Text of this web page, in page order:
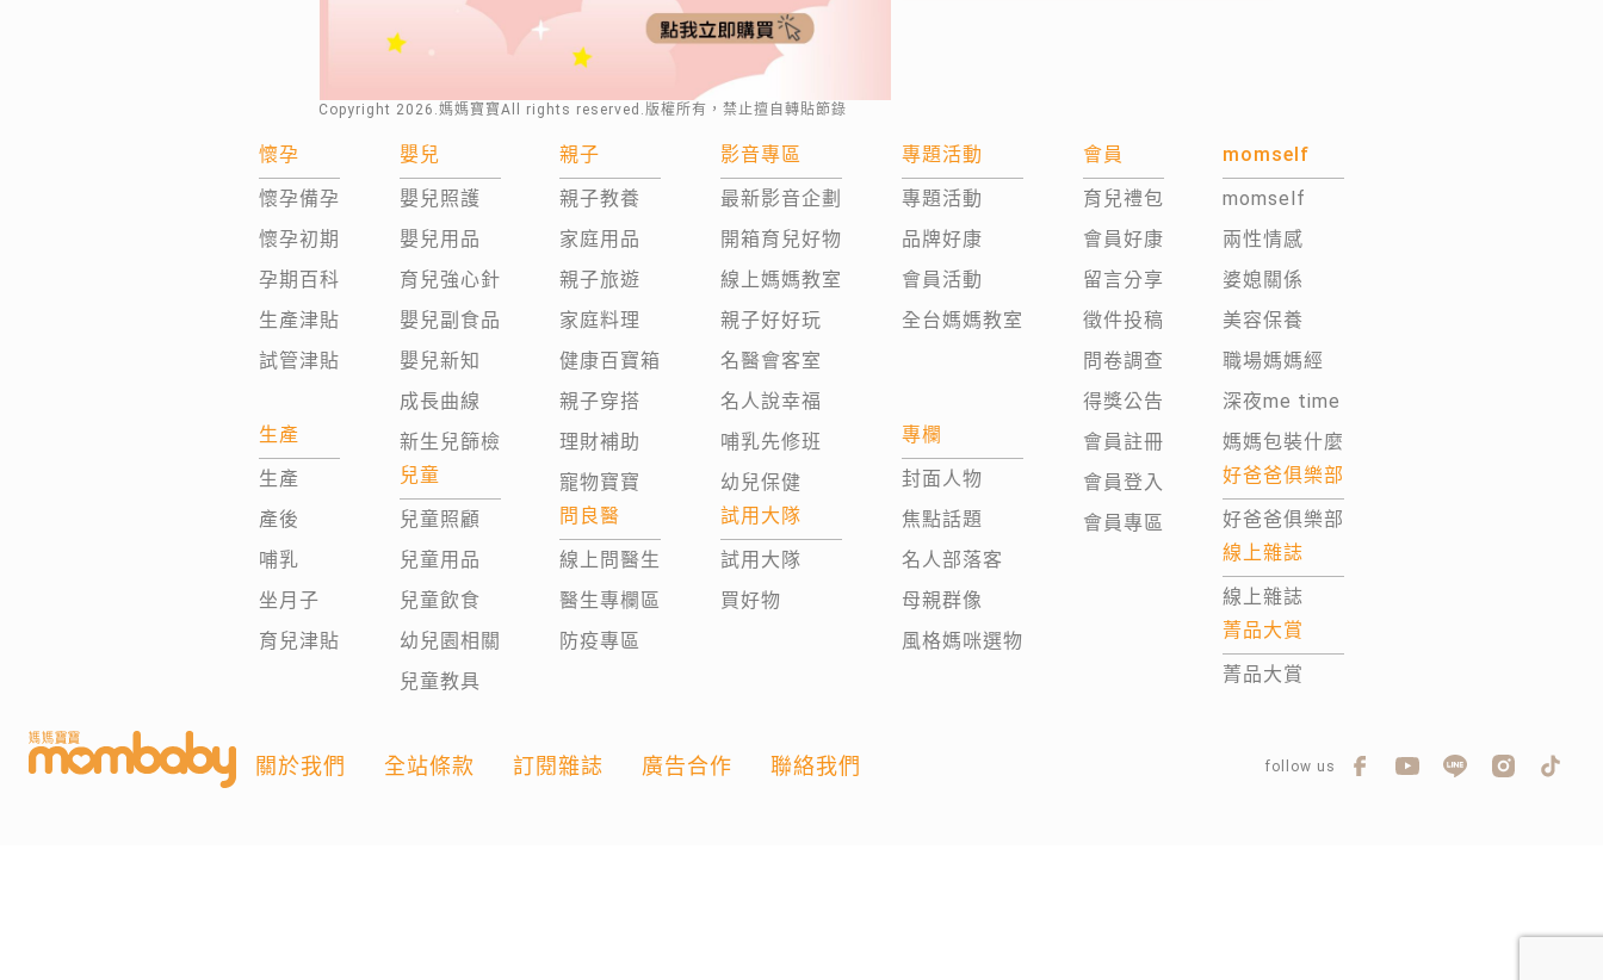
Copyright 2026 .媽媽寶寶All rights reserved.版權所有，禁止擅自轉貼節錄
懷孕
懷孕備孕
懷孕初期
孕期百科
生產津貼
試管津貼
生產
生產
產後
哺乳
坐月子
育兒津貼
嬰兒
嬰兒照護
嬰兒用品
育兒強心針
嬰兒副食品
嬰兒新知
成長曲線
新生兒篩檢
兒童
兒童照顧
兒童用品
兒童飲食
幼兒園相關
兒童教具
親子
親子教養
家庭用品
親子旅遊
家庭料理
健康百寶箱
親子穿搭
理財補助
寵物寶寶
問良醫
線上問醫生
醫生專欄區
防疫專區
影音專區
最新影音企劃
開箱育兒好物
線上媽媽教室
親子好好玩
名醫會客室
名人說幸福
哺乳先修班
幼兒保健
試用大隊
試用大隊
買好物
專題活動
專題活動
品牌好康
會員活動
全台媽媽教室
專欄
封面人物
焦點話題
名人部落客
母親群像
風格媽咪選物
會員
育兒禮包
會員好康
留言分享
徵件投稿
問卷調查
得獎公告
會員註冊
會員登入
會員專區
momself
momself
兩性情感
婆媳關係
美容保養
職場媽媽經
深夜me time
媽媽包裝什麼
好爸爸俱樂部
好爸爸俱樂部
線上雜誌
線上雜誌
菁品大賞
菁品大賞
關於我們 全站條款 訂閱雜誌 廣告合作 聯絡我們 follow us